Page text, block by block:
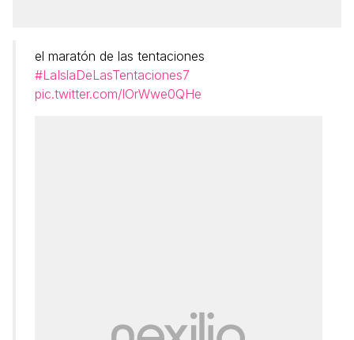
el maratón de las tentaciones
#LaIslaDeLasTentaciones7
pic.twitter.com/lOrWwe0QHe